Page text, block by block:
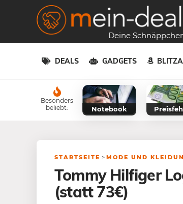
Deine
DEALS GADGETS
Besonders
beliebt:
Notebook
STARTSEITE > MODE UND
Tommy Hilfiger
(statt 73€)